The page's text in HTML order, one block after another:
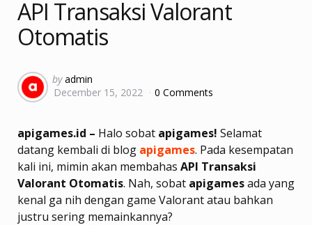
API Transaksi Valorant
Otomatis
Posted
by
by admin
December 15, 2022
0 Comments
apigames.id – Halo sobat apigames! Selamat
datang kembali di blog apigames. Pada kesempatan
kali ini, mimin akan membahas API Transaksi
Valorant Otomatis. Nah, sobat apigamesada yang
kenal ga nih dengan game Valorant atau bahkan
justru sering memainkannya?